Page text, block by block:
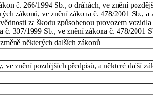
č. 266/1994 Sb., o dráhách, ve znění
zákonů, ve znění zákona č. 478/2001 Sb., a
za škodu způsobenou provozem
307/1999 Sb., ve znění zákona č. 478/2001
některých dalších zákonů
znění pozdějších předpisů, a některé další